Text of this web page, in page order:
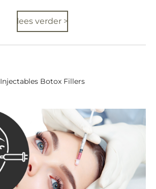
lees verder >
Injectables Botox Fillers